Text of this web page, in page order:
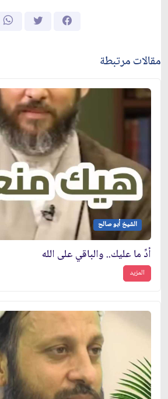
مقالات مرتبطة
الشيخ أبو صالح
أدِّ ما عليك.. والباقي على الله
المزيد